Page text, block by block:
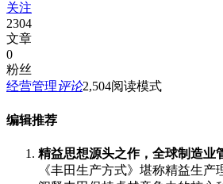
关注
2304
文章
0
粉丝
经营管理评论2,504阅读模式
编辑推荐
精益思想源头之作，全球制造业
《丰田生产方式》堪称精益生